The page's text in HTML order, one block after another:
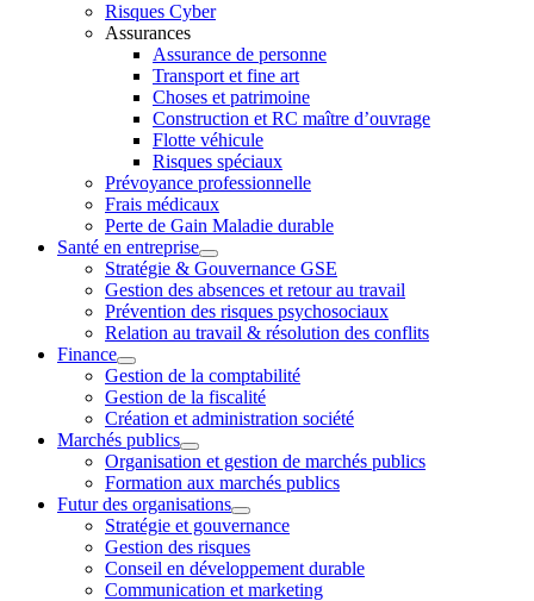
Risques Cyber
Assurances
Assurance de personne
Transport et fine art
Choses et patrimoine
Construction et RC maître d’ouvrage
Flotte véhicule
Risques spéciaux
Prévoyance professionnelle
Frais médicaux
Perte de Gain Maladie durable
Santé en entreprise
Stratégie & Gouvernance GSE
Gestion des absences et retour au travail
Prévention des risques psychosociaux
Relation au travail & résolution des conflits
Finance
Gestion de la comptabilité
Gestion de la fiscalité
Création et administration société
Marchés publics
Organisation et gestion de marchés publics
Formation aux marchés publics
Futur des organisations
Stratégie et gouvernance
Gestion des risques
Conseil en développement durable
Communication et marketing